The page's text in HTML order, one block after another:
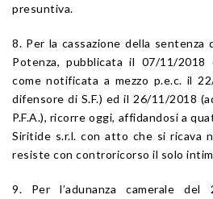
presuntiva.
8. Per la cassazione della sentenza
Potenza, pubblicata il 07/11/
come notificata a mezzo p.e.c. il
difensore di S.F.) ed il 26/11/2018
P.F.A.), ricorre oggi, affidandosi a
Siritide s.r.l. con atto che si ricava
resiste con controricorso il solo
9. Per l’adunanza camerale del